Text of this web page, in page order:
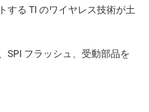
する TI のワイヤレス技術が土
SPI フラッシュ、受動部品を
、ソフトウェアの統合、クラ